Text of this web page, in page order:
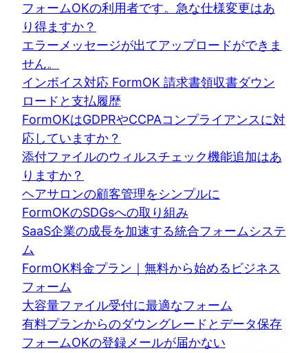
フォームOKの利用者です。急な仕様変更はあ
り得ますか？
エラーメッセージが出てアップロードができま
せん。
インボイス対応 FormOK 請求書領収書ダウン
ロードと支払履歴
FormOKはGDPRやCCPAコンプライアンスに対
応していますか？
添付ファイルのウィルスチェック機能追加はあ
りますか？
ヘアサロンの顧客管理をシンプルに
FormOKのSDGsへの取り組み
SaaS企業の成長を加速する統合フォームシステ
ム
FormOK料金プラン｜無料から始めるビジネス
フォーム
大容量ファイル受付に最適なフォーム
有料プランからのダウングレードとデータ保存
フォームOKの登録メールが届かない